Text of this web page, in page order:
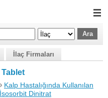
İlaç Firmaları
Kalp Hastalığında Kullanılan
İsosorbit Dinitrat